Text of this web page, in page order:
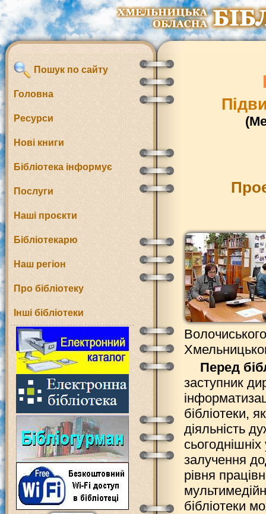
Пошук по сайту
Головна
Ресурси
Нові книги
Бібліотека інформує
Послуги
Наші проєкти
Бібліотекарю
Наш регіон
Про бібліотеку
Інші бібліотеки
Перед
заступник
бібліотеки,
діяльність
залучення
рівня
бібліотеки